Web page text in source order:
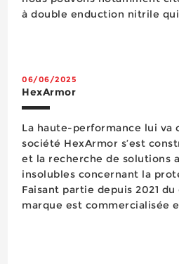
à double enduction nitrile
06/06/2025
HexArmor
La haute-performance lui va
société HexArmor s’est
et la recherche de solutions
insolubles concernant la
Faisant partie depuis 2021
marque est commercialisée